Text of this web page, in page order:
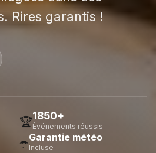
Rires garantis !
🏆1850+
Événements réussis
☂️Garantie météo
Incluse